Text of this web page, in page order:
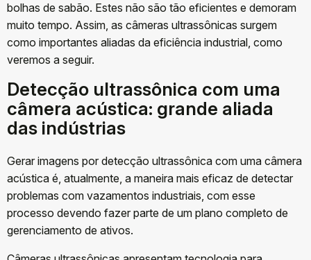
bolhas de sabão. Estes não são tão eficientes e demoram
muito tempo. Assim, as câmeras ultrassônicas surgem
como importantes aliadas da eficiência industrial, como
veremos a seguir.
Detecção ultrassônica com uma
câmera acústica: grande aliada
das indústrias
Gerar imagens por detecção ultrassônica com uma câmera
acústica é, atualmente, a maneira mais eficaz de detectar
problemas com vazamentos industriais, com esse
processo devendo fazer parte de um plano completo de
gerenciamento de ativos.